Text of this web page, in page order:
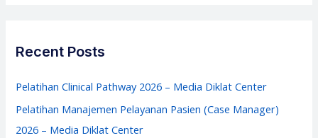
f
o
r
Recent Posts
Pelatihan Clinical Pathway 2026 – Media Diklat Center
Pelatihan Manajemen Pelayanan Pasien (Case Manager)
2026 – Media Diklat Center